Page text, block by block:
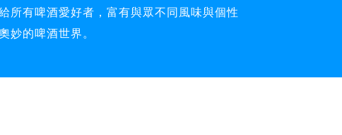
所有啤酒愛好者，富有與眾不同風味與個性
妙的啤酒世界。